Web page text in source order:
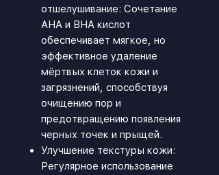
отшелушивание: Сочетание
AHA и BHA кислот
обеспечивает мягкое, но
эффективное удаление
мёртвых клеток кожи и
загрязнений, способствуя
очищению пор и
предотвращению появления
черных точек и прыщей.
Улучшение текстуры кожи:
Регулярное использование